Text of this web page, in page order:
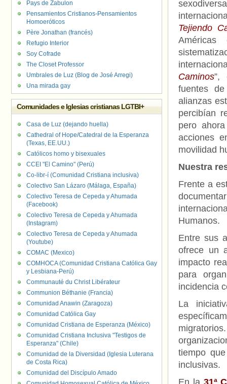
Tejiendo
Caminos”,
fuentes
alianzas
percibían
pero
acciones
movilidad
Nuestra
Frente a
Humanos.
Entre sus
ofrece un
impacto
para
incidencia
La
tiempo
inclusivas.
En la 31ª
Pays de Zabulon
Pensamientos Cristianos-Pensamientos
Homoeróticos
Père Jonathan (francés)
Refugio Interior
Soy Cofrade
The Closet Professor
Umbrales de Luz (Blog de José Arregi)
Una mirada gay
Comunidades e Iglesias cristianas LGTBI+
Casa de Luz (dejando huella)
Cathedral of Hope/Catedral de la Esperanza
(Texas, EE.UU.)
Católicos homo y bisexuales
CCEI "El Camino" (Perú)
Co-libr-í (Comunidad Cristiana inclusiva)
Colectivo San Lázaro (Málaga, España)
Colectivo Teresa de Cepeda y Ahumada
(Facebook)
Colectivo Teresa de Cepeda y Ahumada
(Instagram)
Colectivo Teresa de Cepeda y Ahumada
(Youtube)
COMAC (Mexico)
COMHOCA (Comunidad Cristiana Católica Gay
y Lesbiana-Perú)
Communauté du Christ Libérateur
Communion Béthanie (Francia)
Comunidad Anawin (Zaragoza)
Comunidad Católica Gay
Comunidad Cristiana de Esperanza (México)
Comunidad Cristiana Inclusiva "Testigos de
Esperanza" (Chile)
Comunidad de la Diversidad (Iglesia Luterana
de Costa Rica)
Comunidad del Discípulo Amado